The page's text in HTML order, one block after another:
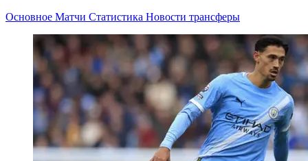
Основное Матчи Статистика Новости трансферы